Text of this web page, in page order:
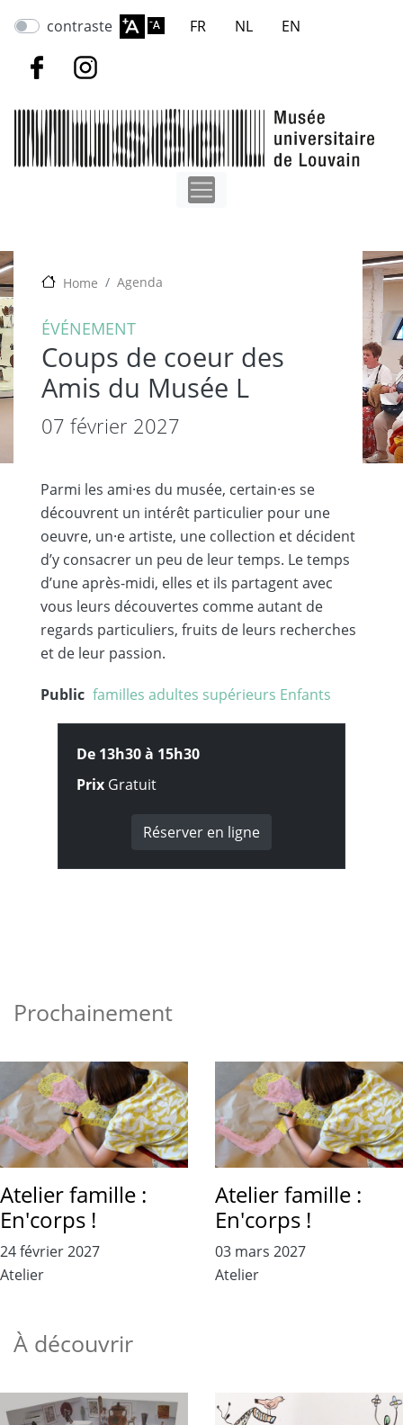
au
contraste FR NL EN
Home Agenda
ÉVÉNEMENT
Coups de coeur des
Amis du Musée L
07 février 2027
Parmi les ami·es du musée, certain·es se
découvrent un intérêt particulier pour une
oeuvre, un·e artiste, une collection et décident
dʼy consacrer un peu de leur temps. Le temps
dʼune après-midi, elles et ils partagent avec
vous leurs découvertes comme autant de
regards particuliers, fruits de leurs recherches
et de leur passion.
Public familles adultes supérieurs Enfants
De 13h30 à 15h30
Prix Gratuit
Réserver en ligne
Prochainement
Atelier famille :
En'corps !
24 février 2027
Atelier
Atelier famille :
En'corps !
03 mars 2027
Atelier
À découvrir